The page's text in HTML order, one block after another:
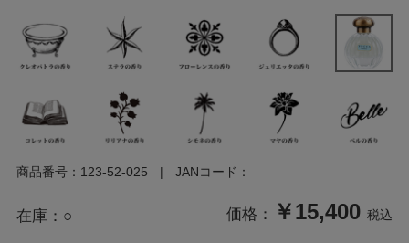
商品番号： 123-52-025 JANコード：
在庫： ○ 価格： ￥15,400 税込